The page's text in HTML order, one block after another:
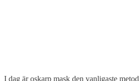
I dag är oskarp mask den vanligaste